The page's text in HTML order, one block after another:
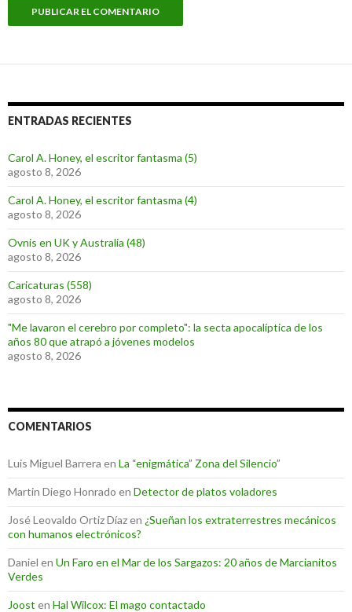
ENTRADAS RECIENTES
Carol A. Honey, el escritor fantasma (5)
agosto 8, 2026
Carol A. Honey, el escritor fantasma (4)
agosto 8, 2026
Ovnis en UK y Australia (48)
agosto 8, 2026
Caricaturas (558)
agosto 8, 2026
"Me lavaron el cerebro por completo": la secta apocalíptica de los
años 80 que atrapó a jóvenes modelos
agosto 8, 2026
COMENTARIOS
Luis Miguel Barrera en La “enigmática” Zona del Silencio”
Martin Diego Honrado en Detector de platos voladores
José Leovaldo Ortiz Díazen ¿Sueñan los extraterrestres mecánicos
con humanos electrónicos?
Daniel en Un Faro en el Mar de los Sargazos: 20 años de Marcianitos
Verdes
Joost en Hal Wilcox: El mago contactado